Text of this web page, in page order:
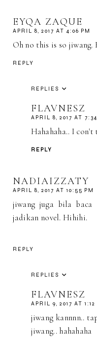
EYQA ZAQUE
APRIL 8, 2017 AT 4:06 PM
Oh no this is so jiwang.
REPLY
REPLIES
FLAVNESZ
APRIL 8, 2017 AT
Hahahaha.. I con't
REPLY
NADIAIZZATY
APRIL 8, 2017 AT 10:55 PM
jiwang juga bila
jadikan novel. Hihihi.
REPLY
REPLIES
FLAVNESZ
APRIL 9, 2017 AT 1:12
jiwang kannnn..
jiwang.. hahahaha